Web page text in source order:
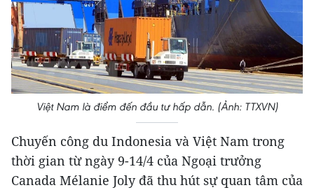
Việt Nam là điểm đến đầu tư hấp dẫn. (Ảnh: TTXVN)
Chuyến công du Indonesia và Việt Nam trong
thời gian từ ngày 9-14/4 của Ngoại trưởng
Canada Mélanie Joly đã thu hút sự quan tâm của